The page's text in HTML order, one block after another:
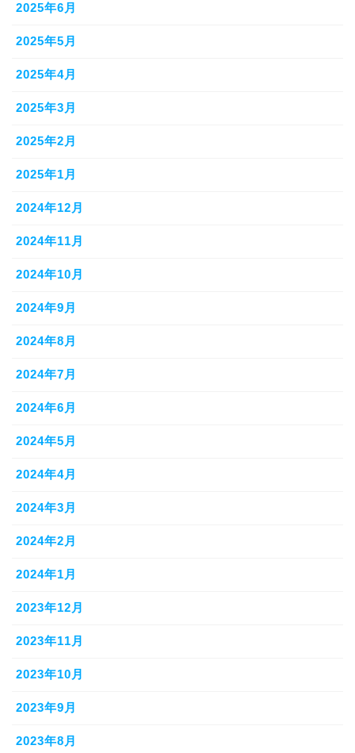
2025年6月
2025年5月
2025年4月
2025年3月
2025年2月
2025年1月
2024年12月
2024年11月
2024年10月
2024年9月
2024年8月
2024年7月
2024年6月
2024年5月
2024年4月
2024年3月
2024年2月
2024年1月
2023年12月
2023年11月
2023年10月
2023年9月
2023年8月